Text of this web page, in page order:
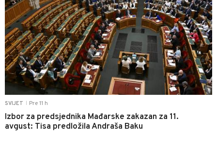
SVIJET Pre 11 h
Izbor za predsjednika Mađarske zakazan za 11.
avgust: Tisa predložila Andraša Baku